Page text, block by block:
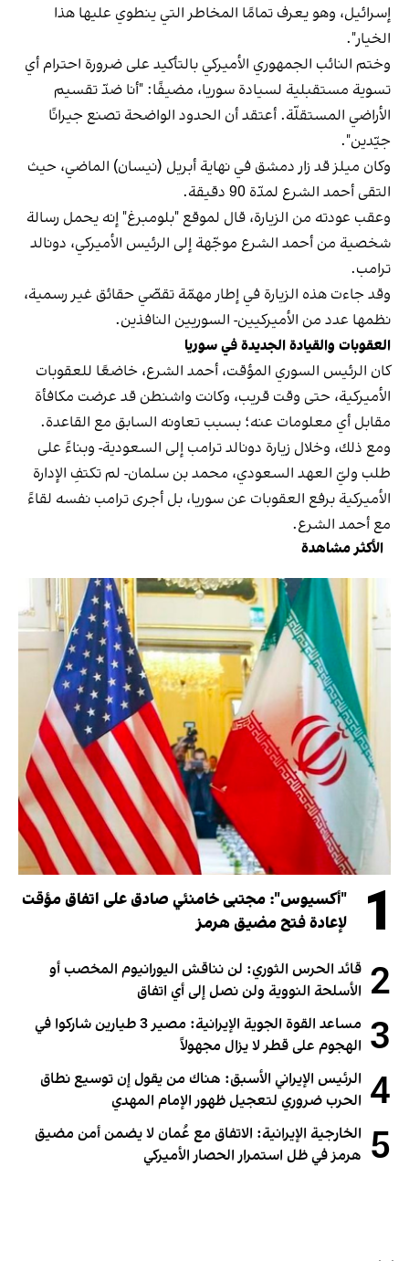
إسرائيل، وهو يعرف تمامًا المخاطر التي ينطوي عليها هذا
الخيار".
وختم النائب الجمهوري الأميركي بالتأكيد على ضرورة احترام أي
تسوية مستقبلية لسيادة سوريا، مضيفًا: "أنا ضدّ تقسيم
الأراضي المستقلّة. أعتقد أن الحدود الواضحة تصنع جيرانًا
جيّدين".
وكان ميلز قد زار دمشق في نهاية أبريل (نيسان) الماضي، حيث
التقى أحمد الشرع لمدّة 90 دقيقة.
وعقب عودته من الزيارة، قال لموقع "بلومبرغ" إنه يحمل رسالة
شخصية من أحمد الشرع موجّهة إلى الرئيس الأميركي، دونالد
ترامب.
وقد جاءت هذه الزيارة في إطار مهمّة تقصّي حقائق غير رسمية،
نظمها عدد من الأميركيين- السوريين النافذين.
العقوبات والقيادة الجديدة في سوريا
كان الرئيس السوري المؤقت، أحمد الشرع، خاضعًا للعقوبات
الأميركية، حتى وقت قريب، وكانت واشنطن قد عرضت مكافأة
مقابل أي معلومات عنه؛ بسبب تعاونه السابق مع القاعدة.
ومع ذلك، وخلال زيارة دونالد ترامب إلى السعودية- وبناءً على
طلب وليّ العهد السعودي، محمد بن سلمان- لم تكتفِ الإدارة
الأميركية برفع العقوبات عن سوريا، بل أجرى ترامب نفسه لقاءً
مع أحمد الشرع.
الأكثر مشاهدة
1
"أكسيوس": مجتبى خامنئي صادق على اتفاق مؤقت
لإعادة فتح مضيق هرمز
2 قائد الحرس الثوري: لن نناقش اليورانيوم المخصب أو
الأسلحة النووية ولن نصل إلى أي اتفاق
3
مساعد القوة الجوية الإيرانية: مصير 3 طيارين شاركوا في
الهجوم على قطر لا يزال مجهولاً
4 الرئيس الإيراني الأسبق: هناك من يقول إن توسيع نطاق
الحرب ضروري لتعجيل ظهور الإمام المهدي
5 الخارجية الإيرانية: الاتفاق مع عُمان لا يضمن أمن مضيق
هرمز في ظل استمرار الحصار الأميركي